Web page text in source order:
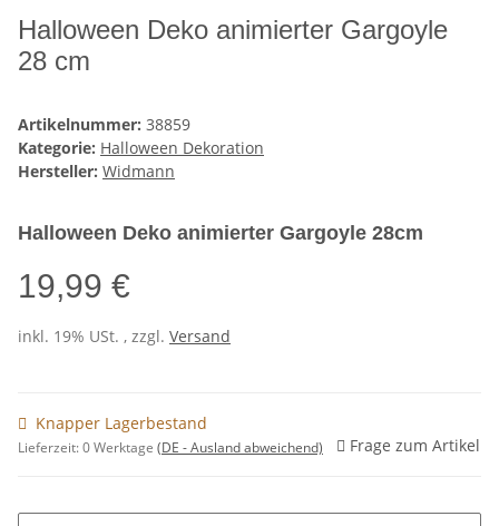
Halloween Deko animierter Gargoyle
28 cm
Artikelnummer: 38859
Kategorie: Halloween Dekoration
Hersteller: Widmann
Halloween Deko animierter Gargoyle 28cm
19,99 €
inkl. 19% USt. , zzgl. Versand
Knapper Lagerbestand
Lieferzeit:0 Werktage (DE - Ausland abweichend) Frage zum Artikel